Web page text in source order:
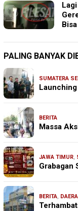
PALING BANYAK
SUMATERA
BERITA
Massa
JAWA TIMUR,
Grabagan
BERITA,